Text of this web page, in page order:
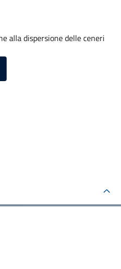
alla dispersione delle ceneri